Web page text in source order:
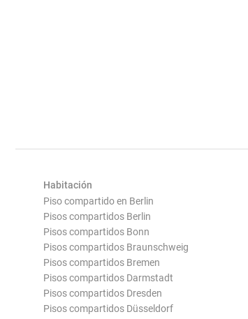
Habitación
Piso compartido en Berlin
Pisos compartidos Berlin
Pisos compartidos Bonn
Pisos compartidos Braunschweig
Pisos compartidos Bremen
Pisos compartidos Darmstadt
Pisos compartidos Dresden
Pisos compartidos Düsseldorf